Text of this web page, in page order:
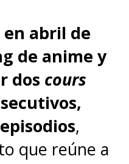
sí existe!
con los
de
abril de
de anime y
dos cours
,
que reúne a